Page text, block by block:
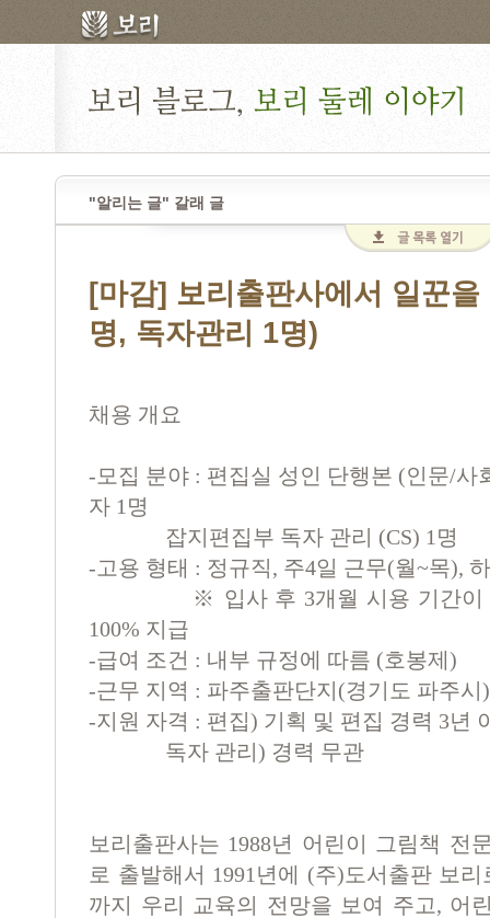
"알리는 글" 갈래 글
[마감] 보리출판사에서 일꾼
명, 독자관리 1명)
채용 개요
-모집 분야 : 편집실 성인 단행본 (인문/사
자 1명
잡지편집부 독자 관리 (CS) 1명
-고용 형태 : 정규직, 주4일 근무(월~목),
※ 입사 후 3개월 시용 기간이 있
100% 지급
-급여 조건 : 내부 규정에 따름 (호봉제)
-근무 지역 : 파주출판단지(경기도 파주시)
-지원 자격 : 편집) 기획 및 편집 경력 3년
독자 관리) 경력 무관
보리출판사는 1988년 어린이 그림책 전
로 출발해서 1991년에 (주)도서출판 보
까지 우리 교육의 전망을 보여 주고, 어